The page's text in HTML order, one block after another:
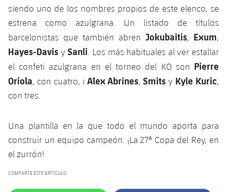
siendo uno de los nombres propios de este elenco, se
estrena como azulgrana. Un listado de títulos
barcelonistas que también abren Jokubaitis, Exum,
Hayes-Davis ySanli . Los más habituales al ver estallar
el confeti azulgrana en el torneo del KO son Pierre
Oriola, con cuatro, i Alex Abrines,Smits y Kyle Kuric,
con tres.
Una plantilla en la que todo el mundo aporta para
construir un equipo campeón. ¡La 27ª Copa del Rey, en
el zurrón!
COMPARTE ESTE ARTÍCULO